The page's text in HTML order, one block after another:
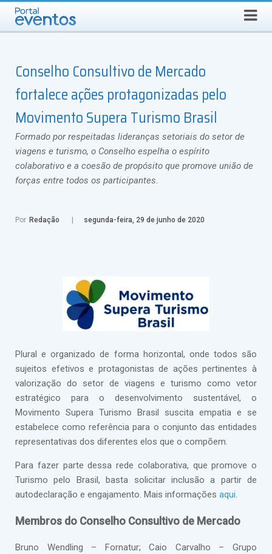
SEXTA-FEIRA, 7 DE AGOSTO DE 2026 Busca
Conselho Consultivo de Mercado
fortalece ações protagonizadas pelo
Movimento Supera Turismo Brasil
Formado por respeitadas lideranças setoriais do setor de
viagens e turismo, o Conselho espelha o espírito
colaborativo e a coesão de propósito que promove união de
forças entre todos os participantes.
Por Redação segunda-feira, 29 de junho de 2020
Plural e organizado de forma horizontal, onde todos são
sujeitos efetivos e protagonistas de ações pertinentes à
valorização do setor de viagens e turismo como vetor
estratégico para o desenvolvimento sustentável, o
Movimento Supera Turismo Brasil suscita empatia e se
estabelece como referência para o conjunto das entidades
representativas dos diferentes elos que o compõem.
Para fazer parte dessa rede colaborativa, que promove o
Turismo pelo Brasil, basta solicitar inclusão a partir de
autodeclaração e engajamento. Mais informações aqui.
Membros do Conselho Consultivo de Mercado
Bruno Wendling – Fornatur; Caio Carvalho – Grupo